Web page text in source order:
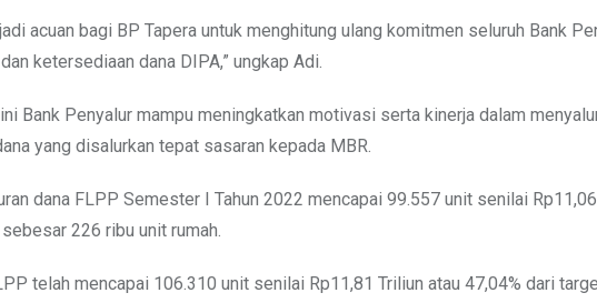
acuan bagi BP Tapera untuk menghitung ulang komitmen seluruh Bank
ketersediaan dana DIPA,” ungkap Adi.
Bank Penyalur mampu meningkatkan motivasi serta kinerja dalam
yang disalurkan tepat sasaran kepada MBR.
dana FLPP Semester I Tahun 2022 mencapai 99.557 unit senilai
226 ribu unit rumah.
telah mencapai 106.310 unit senilai Rp11,81 Triliun atau 47,04% dari